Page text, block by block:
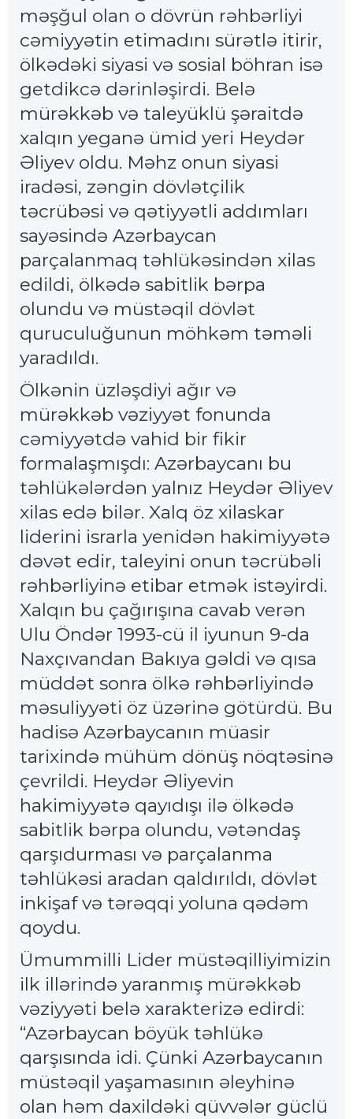
məşğul olan o dövrün rəhbərliyi
cəmiyyətin etimadını sürətlə itirir,
ölkədəki siyasi və sosial böhran isə
getdikcə dərinləşirdi. Belə
mürəkkəb və taleyüklü şəraitdə
xalqın yeganə ümid yeri Heydər
Əliyev oldu. Məhz onun siyasi
iradəsi, zəngin dövlətçilik
təcrübəsi və qətiyyətli addımları
sayəsində Azərbaycan
parçalanmaq təhlükəsindən xilas
edildi, ölkədə sabitlik bərpa
olundu və müstəqil dövlət
quruculuğunun möhkəm təməli
yaradıldı.
Ölkənin üzləşdiyi ağır və
mürəkkəb vəziyyət fonunda
cəmiyyətdə vahid bir fikir
formalaşmışdı: Azərbaycanı bu
təhlükələrdən yalnız Heydər Əliyev
xilas edə bilər. Xalq öz xilaskar
liderini israrla yenidən hakimiyyətə
dəvət edir, taleyini onun təcrübəli
rəhbərliyinə etibar etmək istəyirdi.
Xalqın bu çağırışına cavab verən
Ulu Öndər 1993-cü il iyunun 9-da
Naxçıvandan Bakıya gəldi və qısa
müddət sonra ölkə rəhbərliyində
məsuliyyəti öz üzərinə götürdü. Bu
hadisə Azərbaycanın müasir
tarixində mühüm dönüş nöqtəsinə
çevrildi. Heydər Əliyevin
hakimiyyətə qayıdışı ilə ölkədə
sabitlik bərpa olundu, vətəndaş
qarşıdurması və parçalanma
təhlükəsi aradan qaldırıldı, dövlət
inkişaf və tərəqqi yoluna qədəm
qoydu.
Ümummilli Lider müstəqilliyimizin
ilk illərində yaranmış mürəkkəb
vəziyyəti belə xarakterizə edirdi:
“Azərbaycan böyük təhlükə
qarşısında idi. Çünki Azərbaycanın
müstəqil yaşamasının əleyhinə
olan həm daxildəki qüvvələr güclü